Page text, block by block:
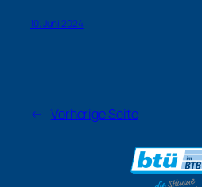
10. Juni 2024
← Vorherige Seite